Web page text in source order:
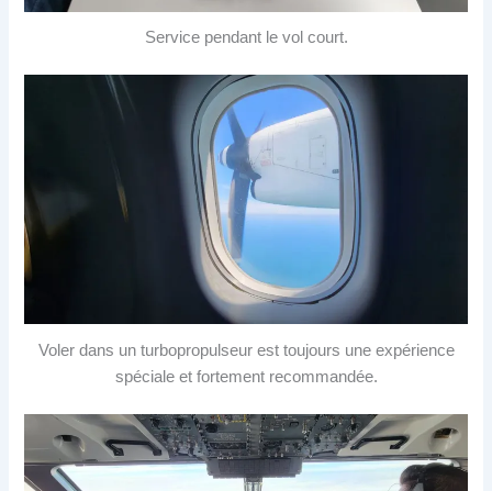
Service pendant le vol court.
Voler dans un turbopropulseur est toujours une expérience
spéciale et fortement recommandée.